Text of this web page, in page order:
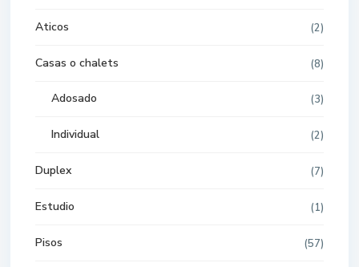
Aticos (2)
Casas o chalets (8)
Adosado (3)
Individual (2)
Duplex (7)
Estudio (1)
Pisos (57)